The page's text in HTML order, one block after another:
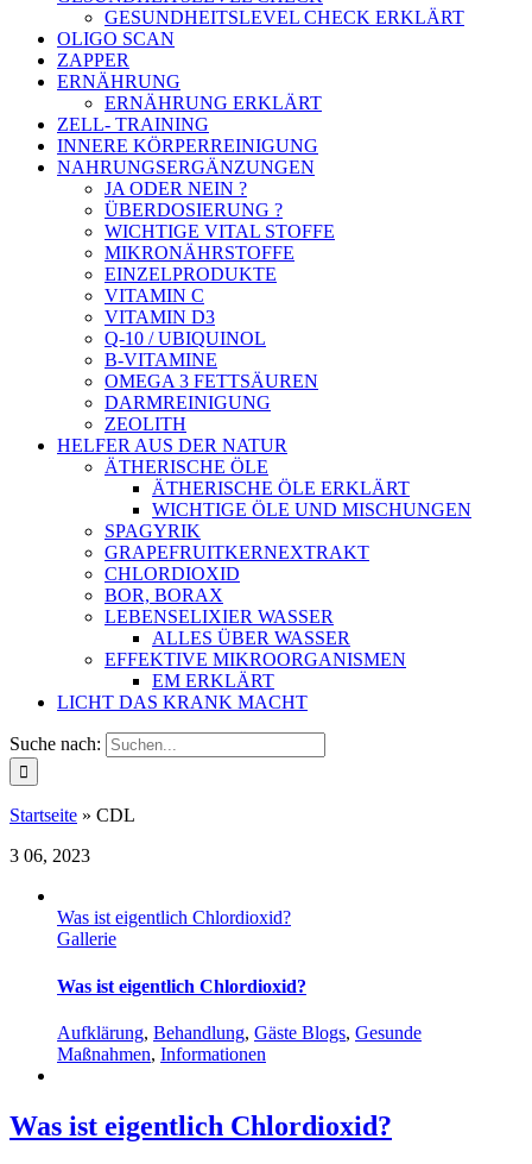
GESUNDHEITSLEVEL CHECK ERKLÄRT
OLIGO SCAN
ZAPPER
ERNÄHRUNG
ERNÄHRUNG ERKLÄRT
ZELL- TRAINING
INNERE KÖRPERREINIGUNG
NAHRUNGSERGÄNZUNGEN
JA ODER NEIN ?
ÜBERDOSIERUNG ?
WICHTIGE VITAL STOFFE
MIKRONÄHRSTOFFE
EINZELPRODUKTE
VITAMIN C
VITAMIN D3
Q-10 / UBIQUINOL
B-VITAMINE
OMEGA 3 FETTSÄUREN
DARMREINIGUNG
ZEOLITH
HELFER AUS DER NATUR
ÄTHERISCHE ÖLE
ÄTHERISCHE ÖLE ERKLÄRT
WICHTIGE ÖLE UND MISCHUNGEN
SPAGYRIK
GRAPEFRUITKERNEXTRAKT
CHLORDIOXID
BOR, BORAX
LEBENSELIXIER WASSER
ALLES ÜBER WASSER
EFFEKTIVE MIKROORGANISMEN
EM ERKLÄRT
LICHT DAS KRANK MACHT
Suche nach:
Startseite » CDL
3 06, 2023
Was ist eigentlich Chlordioxid?
Gallerie
Was ist eigentlich Chlordioxid?
Aufklärung, Behandlung, Gäste Blogs, Gesunde
Maßnahmen, Informationen
Was ist eigentlich Chlordioxid?